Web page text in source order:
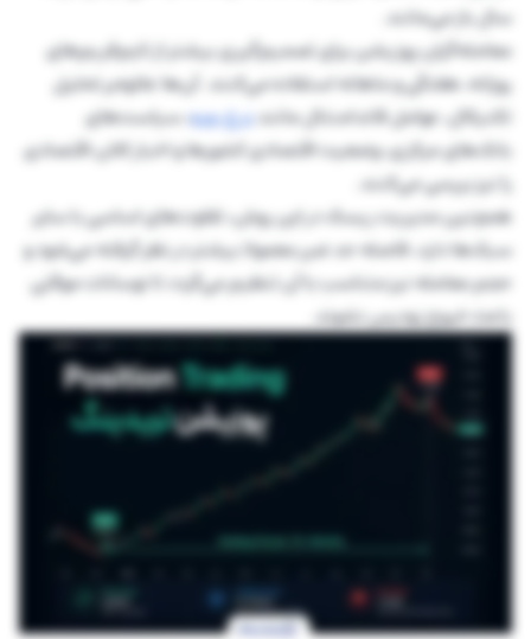
سال باز می‌مانند.
معامله‌گران پوزیشن برای تصمیم‌گیری بیشتر از تایم‌فریم‌های
روزانه، هفتگی و ماهانه استفاده می‌کنند. آن‌ها علاوه‌بر تحلیل
تکنیکال، عوامل فاندامنتال مانندنرخ بهره، سیاست‌های
بانک‌های مرکزی، وضعیت اقتصادی کشورها و اخبار کلان اقتصادی
را نیز بررسی می‌کنند.
همچنین مدیریت ریسک در این روش، تفاوت‌های اساسی با سایر
سبک‌ها دارد، فاصله حد ضرر معمولا بیشتر در نظر گرفته می‌شود و
حجم معامله نیز متناسب با آن تنظیم می‌گردد تا نوسانات موقتی
باعث خروج زودرس نشوند.